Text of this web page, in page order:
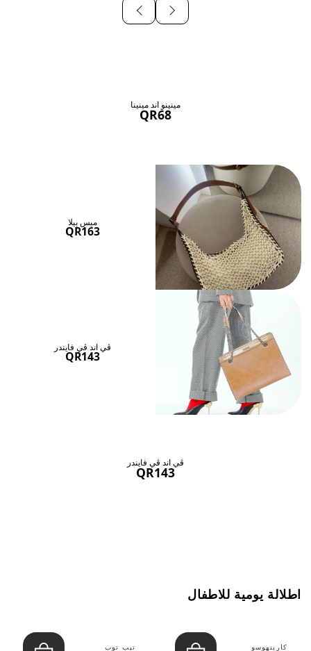
مينينو اند مينينا
QR68
ميس بيلا
QR163
ڤي اند ڤي فايندر
QR143
ڤي اند ڤي فايندر
QR143
اطلالة يومية للاطفال
كارينهوسو تيب توب